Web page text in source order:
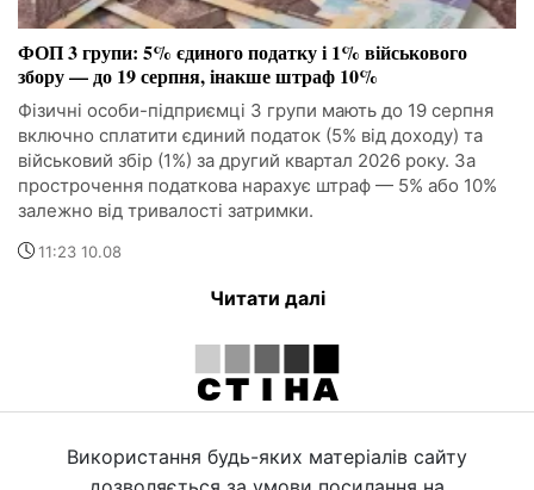
ФОП 3 групи: 5% єдиного податку і 1% військового
збору — до 19 серпня, інакше штраф 10%
Фізичні особи-підприємці 3 групи мають до 19 серпня
включно сплатити єдиний податок (5% від доходу) та
військовий збір (1%) за другий квартал 2026 року. За
прострочення податкова нарахує штраф — 5% або 10%
залежно від тривалості затримки.
11:23 10.08
Читати далі
Використання будь-яких матеріалів сайту